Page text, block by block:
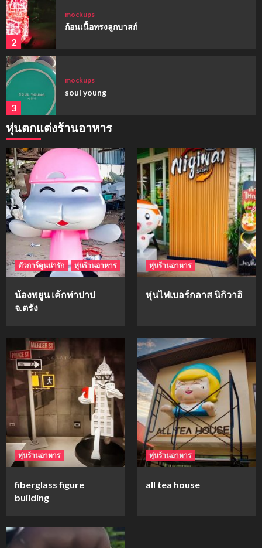
3
mockups
soul young
4
mockups
ม็อคอัพขวด bsab
5
ม็อคอัพน้ำมันวังว่าน
1
mockups
hi-q
2
mockups
ก้อนเนื้อทรงลูกบาสก์
3
mockups
soul young
4
mockups
ม็อคอัพขวด bsab
5
ม็อคอัพน้ำมันวังว่าน
หุ่นตกแต่งร้านอาหาร
ตัวการ์ตูนน่ารัก หุ่นร้านอาหาร
น้องพยูน เค้กท่าปาป
จ.ตรัง
หุ่นร้านอาหาร
หุ่นไฟเบอร์กลาส นิกิวาอิ
หุ่นร้านอาหาร
fiberglass figure
building
หุ่นร้านอาหาร
all tea house